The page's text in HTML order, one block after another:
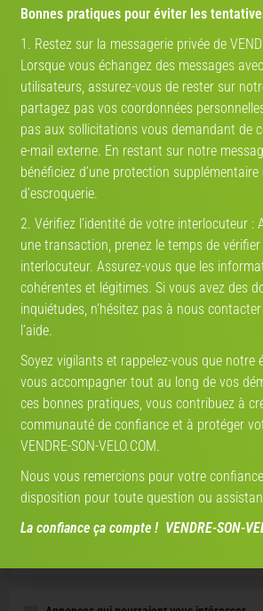
Adresse: Avenue Du
Itinéraire:
Mon partenaire de vélo
TROUVEZ VOTRE
!
DÉJÀ DES MILLIERS DE
PARTENAIRE-DE-
ICI VOS PRÉFÉRENCES NE
CRÉEZ VOTRE PROFIL
Bonnes pratiques pour éviter les
1. Restez sur la messagerie privée de
Lorsque vous échangez des messages
utilisateurs, assurez-vous de rester sur
partagez pas vos coordonnées
pas aux sollicitations vous demandant de
e-mail externe. En restant sur notre
bénéficiez d’une protection
d’escroquerie.
2. Vérifiez l’identité de votre interlocuteur :
une transaction, prenez le temps de
interlocuteur. Assurez-vous que les
cohérentes et légitimes. Si vous avez des
inquiétudes, n’hésitez pas à nous
l’aide.
Soyez vigilants et rappelez-vous que notre
vous accompagner tout au long de vos
ces bonnes pratiques, vous contribuez à
communauté de confiance et à protéger
VENDRE-SON-VELO.COM.
Nous vous remercions pour votre
disposition pour toute question ou
La confiance ça compte ! VENDRE-SON-